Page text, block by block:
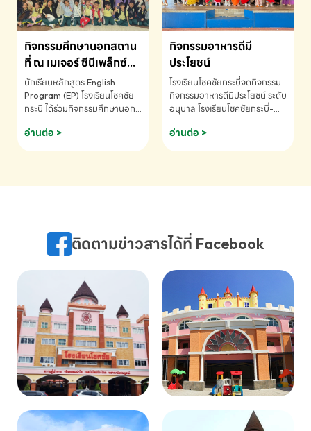
COMPETITION 2026 - ถ้วย
รางวัลรองชนะเลิศอันดับที่ 2
Mental Arithmetic
Competition K2 - ถ้วยรางวัล
รองชนะเลิศอันดับที่ 2 Mental
K2(Grop) โรงเรียนโชคชัยกระบี่-
สอบถามข้อมูลเพิ่มเติม โทร.
075-691910
กิจกรรมศึกษานอกสถาน
ที่ ณ เมเจอร์ ซีนีเพล็กซ์
ระดับประถมศึกษา (EP.1-
6)
นักเรียนหลักสูตร English
Program (EP) โรงเรียนโชคชัย
กระบี่ ได้ร่วมกิจกรรมศึกษานอก
ชมภาพยนตร์ Toy Story 5
(Soundtrack)เพื่อเสริมทักษะ
ภาษา ผ่านประสบการณ์การเรียนรู้
075-691910
อ่านต่อ >
กิจกรรมอาหารดีมี
ประโยชน์
โรงเรียนโชคชัยกระบี่จดกิจกรรม
กิจกรรมอาหารดีมีประโยชน์ ระดับ
อนุบาล โรงเรียนโชคชัยกระบี่-
075-691910
อ่านต่อ >
ติดตามข่าวสารได้ที่ Facebook